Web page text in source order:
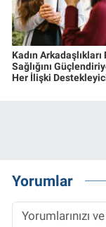
Kadın Arkadaşlıkları
Sağlığını
Her İlişki
Yorumlar